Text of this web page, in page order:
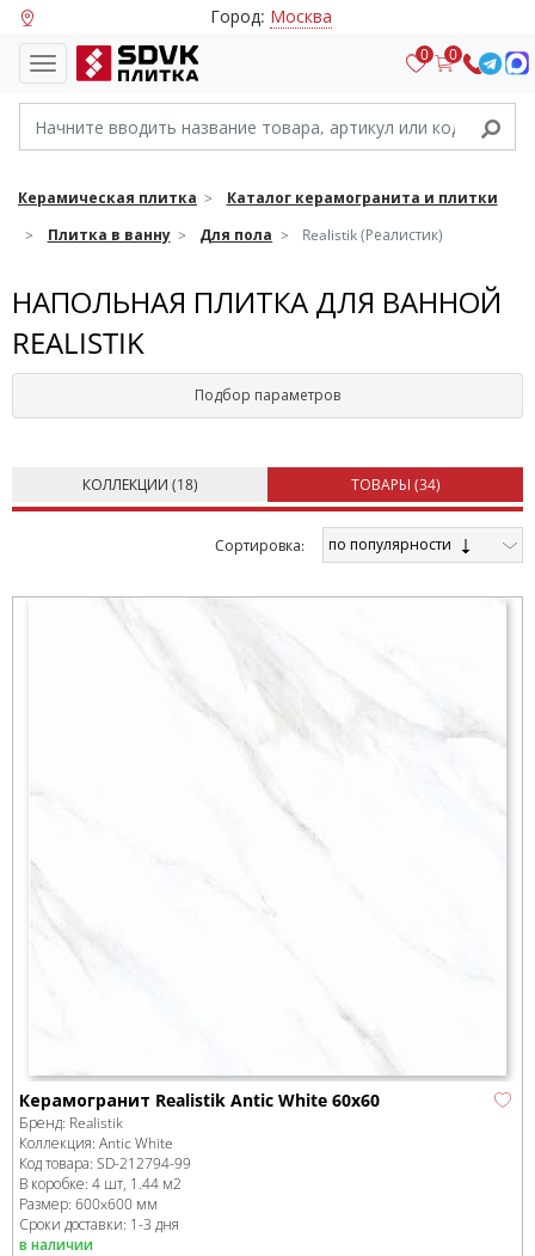
Город: Москва
0 0
Керамическая плитка
Каталог керамогранита и плитки
Плитка в ванну
Для пола Realistik (Реалистик)
НАПОЛЬНАЯ ПЛИТКА ДЛЯ ВАННОЙ
REALISTIK
Подбор параметров
КОЛЛЕКЦИИ (18) ТОВАРЫ (34)
Cортировка: по популярности
Керамогранит Realistik Antic White 60x60
Бренд: Realistik
Коллекция: Antic White
Код товара: SD-212794-99
В коробке: 4 шт, 1.44 м2
Размер: 600x600 мм
Сроки доставки: 1-3 дня
в наличии